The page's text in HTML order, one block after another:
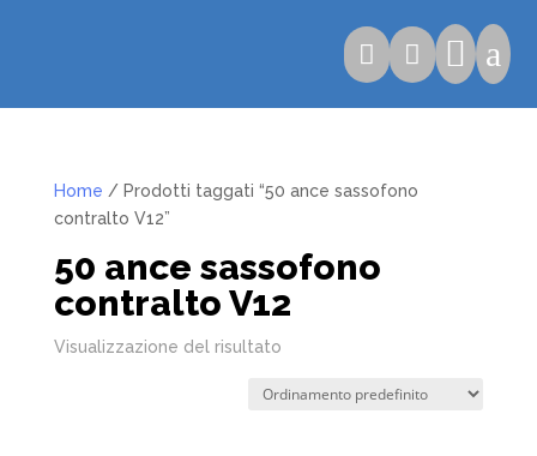
   a
Home / Prodotti taggati “50 ance sassofono
contralto V12”
50 ance sassofono
contralto V12
Visualizzazione del risultato